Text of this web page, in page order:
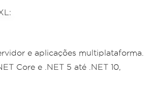
e aplicações multiplataforma.
Core e .NET 5 até .NET 10,